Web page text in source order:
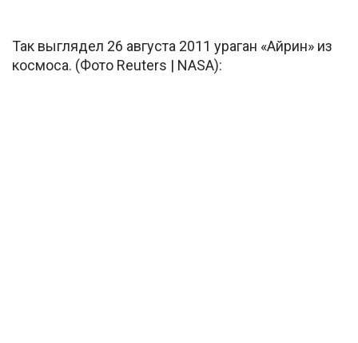
Так выглядел 26 августа 2011 ураган «Айрин» из
космоса. (Фото Reuters | NASA):